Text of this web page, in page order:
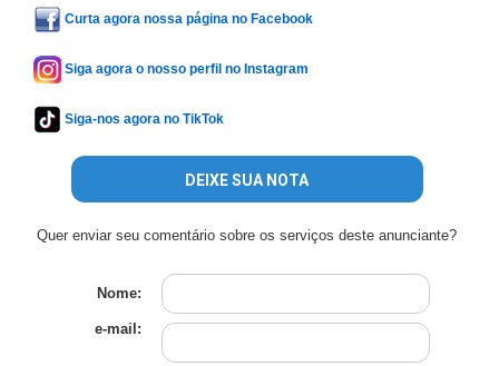
Curta agora nossa página no Facebook
Siga agora o nosso perfil no Instagram
Siga-nos agora no TikTok
DEIXE SUA NOTA
Quer enviar seu comentário sobre os serviços deste anunciante?
Nome:
e-mail: